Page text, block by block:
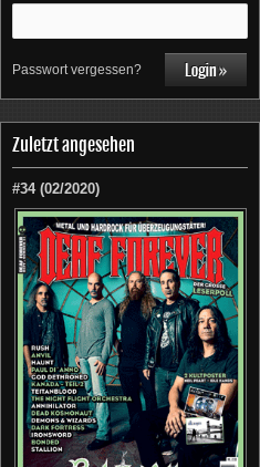
Passwort vergessen?
Zuletzt angesehen
#34 (02/2020)